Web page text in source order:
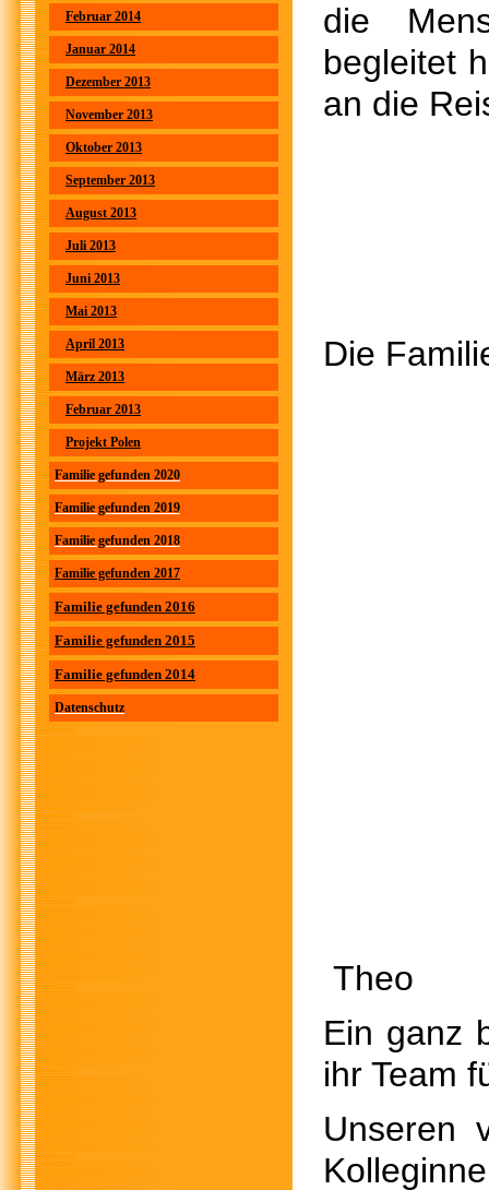
Februar 2014
Januar 2014
Dezember 2013
November 2013
Oktober 2013
September 2013
August 2013
Juli 2013
Juni 2013
Mai 2013
April 2013
März 2013
Februar 2013
Projekt Polen
Familie gefunden 2020
Familie gefunden 2019
Familie gefunden 2018
Familie gefunden 2017
Familie gefunden 2016
Familie gefunden 2015
Familie gefunden 2014
Datenschutz
die
begleitet
an die
Die
Ein ganz
ihr Team
Unseren